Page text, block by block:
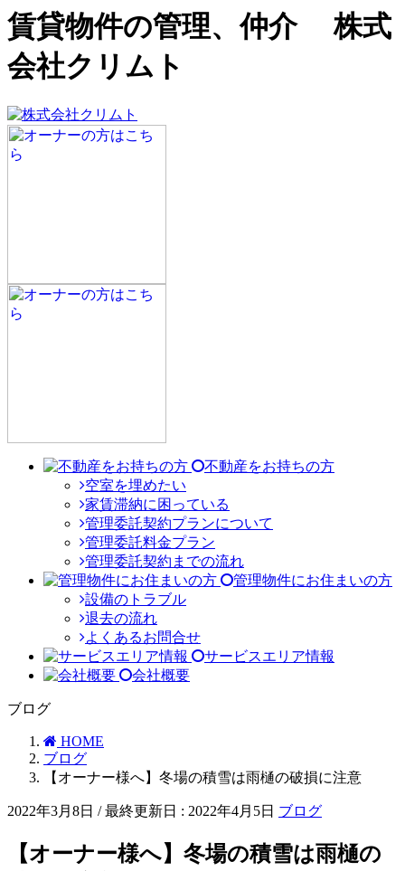
賃貸物件の管理、仲介 株式
会社クリムト
不動産をお持ちの方
空室を埋めたい
家賃滞納に困っている
管理委託契約プランについて
管理委託料金プラン
管理委託契約までの流れ
管理物件にお住まいの方
設備のトラブル
退去の流れ
よくあるお問合せ
サービスエリア情報
会社概要
ブログ
HOME
ブログ
【オーナー様へ】冬場の積雪は雨樋の破損に注意
2022年3月8日 / 最終更新日 : 2022年4月5日 ブログ
【オーナー様へ】冬場の積雪は雨樋の